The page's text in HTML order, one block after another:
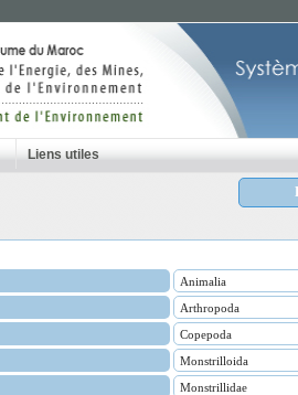
Liens utiles
Animalia
Arthropoda
Copepoda
Monstrilloida
Monstrillidae